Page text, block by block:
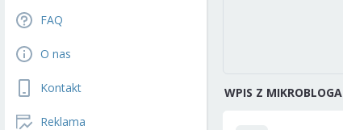
FAQ
O nas
Kontakt
Reklama
WPIS Z MIKROBLOGA